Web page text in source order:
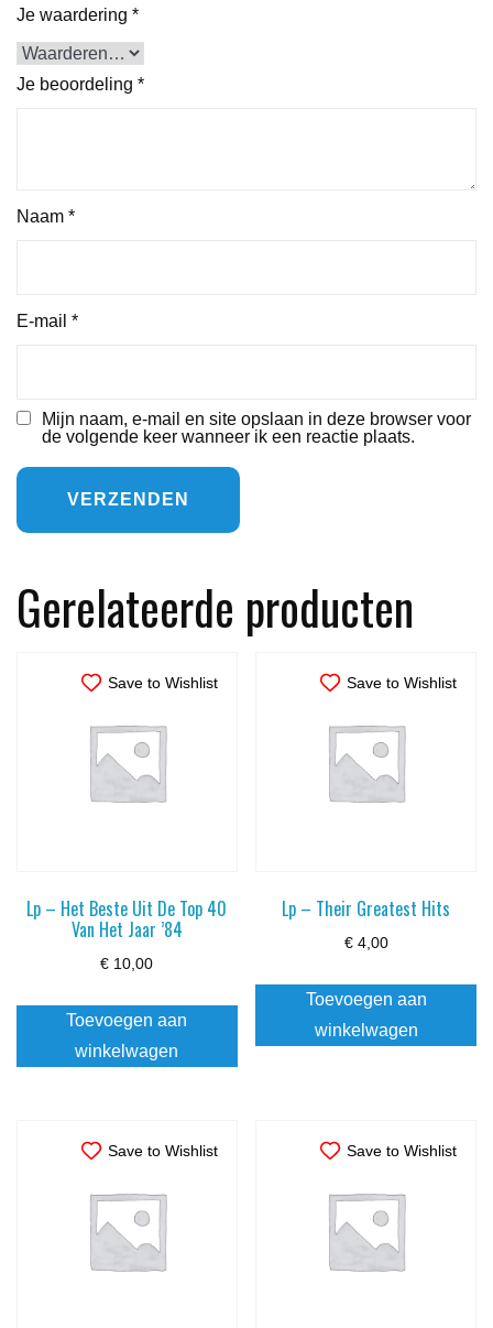
Je waardering *
Je beoordeling *
Naam *
E-mail *
Mijn naam, e-mail en site opslaan in deze browser voor
de volgende keer wanneer ik een reactie plaats.
Gerelateerde producten
Save to Wishlist
Lp – Het Beste Uit De Top 40
Van Het Jaar ’84
€ 10,00
Toevoegen aan
winkelwagen
Save to Wishlist
Lp – Their Greatest Hits
€4,00
Toevoegen aan
winkelwagen
Save to Wishlist Save to Wishlist